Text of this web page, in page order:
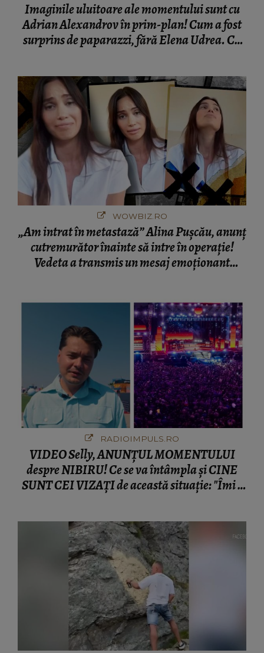
Imaginile uluitoare ale momentului sunt cu
Adrian Alexandrov în prim-plan! Cum a fost
surprins de paparazzi, fără Elena Udrea. Cu
WOWBIZ.RO
„Am intrat în metastază” Alina Pușcău, anunț
cutremurător înainte să intre în operație!
Vedeta a transmis un mesaj emoționant
RADIOIMPULS.RO
VIDEO Selly, ANUNȚUL MOMENTULUI
despre NIBIRU! Ce se va întâmpla și CINE
SUNT CEI VIZAȚI de această situație: "Îmi e